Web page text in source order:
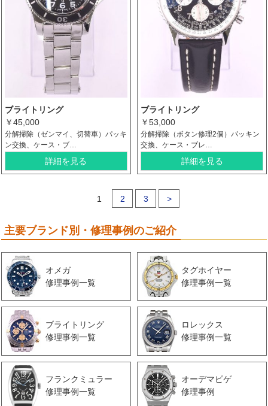
ブライトリング
￥45,000
分解掃除（ゼンマイ、切替車）パッキ
ン交換、ケース・ブ…
詳細を見る
ブライトリング
￥53,000
分解掃除（ボタン修理2個）パッキン
交換、ケース・ブレ…
詳細を見る
1 2 3 >
主要ブランド別・修理事例のご紹介
オメガ
修理事例一覧
タグホイヤー
修理事例一覧
ブライトリング
修理事例一覧
ロレックス
修理事例一覧
フランクミュラー
修理事例一覧
オーデマピゲ
修理事例